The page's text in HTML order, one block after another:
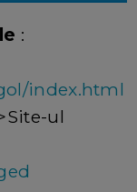
:
index.html
ul